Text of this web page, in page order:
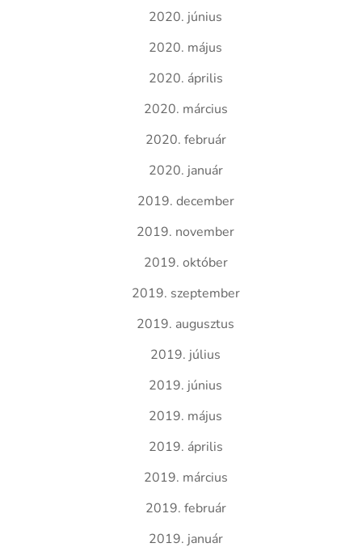
2020. június
2020. május
2020. április
2020. március
2020. február
2020. január
2019. december
2019. november
2019. október
2019. szeptember
2019. augusztus
2019. július
2019. június
2019. május
2019. április
2019. március
2019. február
2019. január